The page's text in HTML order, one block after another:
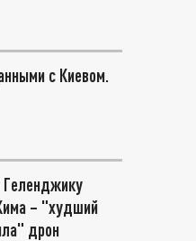
с Киевом.
Геленджику
– "худший
дрон